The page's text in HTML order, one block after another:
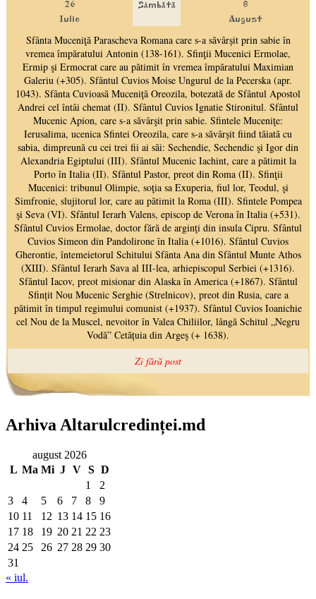
Arhiva Altarulcredinței.md
august 2026
L Ma Mi J V S D
1
2
3
4 5 6 7 8
9
10 11 12 13 14 15 16
17 18 19 20 21 22 23
24 25 26 27 28 29 30
31
« iul.